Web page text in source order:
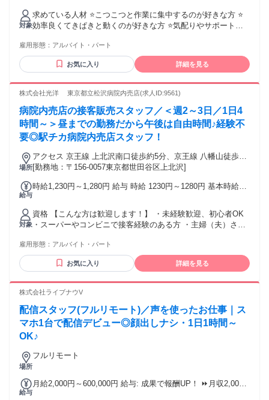
対象
求めている人材 ⭐こつこつと作業に集中するのが好きな方 ⭐
効率良くてきぱきと動くのが好きな方 ⭐気配りやサポートが
⭐協力しながら作業をすることがすきな方 こんな方にピッタ
リの職場です！！ 厨房調理技術者は全員中国から招聘したス
ペシャリスト。 それぞれが自分の仕事に打ち込んでいるので
めです！ お近くにお住まいの方が多く在籍！ その他、二子玉
も！ ――――――――――――――――― ＊学生歓迎 ＊フ
リーター歓迎 ＊主婦・主夫歓迎 ＊未経験・アルバイトデビュ
ー歓迎 ＊ブランク歓迎 ―――――――――――――――――
雇用形態： アルバイト・パート
お気に入り 詳細を見る
株式会社光洋 東京都立松沢病院内売店(求人ID:9561)
病院内売店の接客販売スタッフ／＜週2～3日／1日4
時間～＞昼までの勤務だから午後は自由時間♪経験不
要◎駅チカ病院内売店スタッフ！
場所
アクセス 京王線 上北沢南口徒歩約5分、京王線 八幡山徒歩約
9分、京王線 桜上水南口徒歩約13分
[勤務地：〒156-0057東京都世田谷区上北沢]
給与
時給1,230円～1,280円 給与 時給 1230円～1280円 基本時給
費：交通費支給 会社規定による
対象
資格 【こんな方は歓迎します！】 ・未経験歓迎、初心者OK
・スーパーやコンビニで接客経験のある方 ・主婦（夫）さ
方も歓迎 ・スキマ時間に働きたい方 ・家事や育児と両立した
い方 ・Wワークや副業でしっかりと収入を得たい方 ・学生さ
し、雑貨販売、受付などの求人をお探しの方 ・カフェ、レス
探しの方にもおすすめ ・ハローワークでお仕事をお探しの方
も歓迎
雇用形態： アルバイト・パート
お気に入り 詳細を見る
株式会社ライブナウV
配信スタッフ(フルリモート)／声を使ったお仕事｜ス
マホ1台で配信デビュー◎顔出しナシ・1日1時間～
OK♪
場所
フルリモート
給与
月給2,000円～600,000円 給与: 成果で報酬UP！ ⏩月収2,000